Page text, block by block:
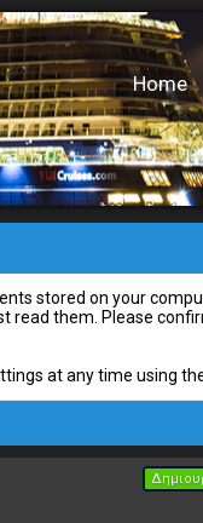
Home
stored on your
read them. Please
at any time using